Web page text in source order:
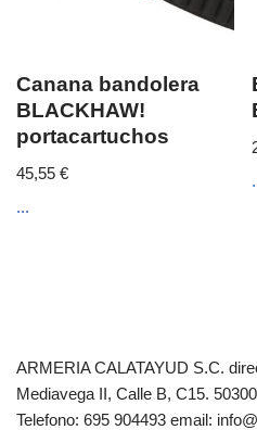
Canana bandolera
BLACKHAW!
portacartuchos
45,55 €
...
ARMERIA CALATAYUD S.C.
Mediavega II, Calle B, C15.
Telefono: 695 904493 email: